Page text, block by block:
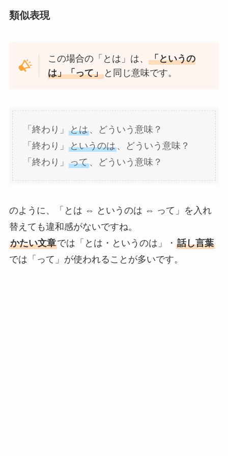
類似表現
この場合の「とは」は、「というの
は」「って」 と同じ意味です。
「終わり」 とは、どういう意味？
「終わり」 というのは、どういう意味？
「終わり」 って、どういう意味？
のように、「とは ⇔ というのは ⇔ って」を入れ
替えても違和感がないですね。
かたい文章では「とは・というのは」・ 話し言葉
では「って」が使われることが多いです。